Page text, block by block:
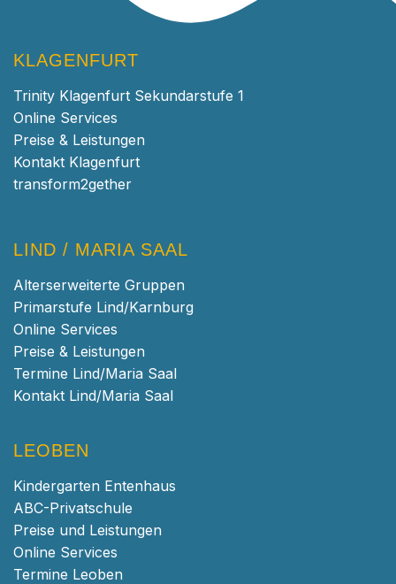
KLAGENFURT
Trinity Klagenfurt Sekundarstufe 1
Online Services
Preise & Leistungen
Kontakt Klagenfurt
transform2gether
LIND / MARIA SAAL
Alterserweiterte Gruppen
Primarstufe Lind/Karnburg
Online Services
Preise & Leistungen
Termine Lind/Maria Saal
Kontakt Lind/Maria Saal
LEOBEN
Kindergarten Entenhaus
ABC-Privatschule
Preise und Leistungen
Online Services
Termine Leoben